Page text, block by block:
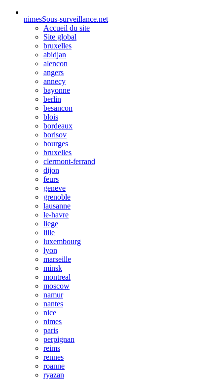
nimesSous-surveillance.net
Accueil du site
Site global
bruxelles
abidjan
alencon
angers
annecy
bayonne
berlin
besancon
blois
bordeaux
borisov
bourges
bruxelles
clermont-ferrand
dijon
feurs
geneve
grenoble
lausanne
le-havre
liege
lille
luxembourg
lyon
marseille
minsk
montreal
moscow
namur
nantes
nice
nimes
paris
perpignan
reims
rennes
roanne
ryazan